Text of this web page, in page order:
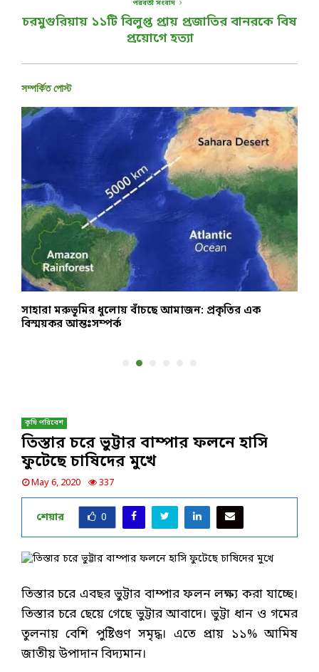
পরবর্তী সংবাদ
চরমুগুরিয়ায় ১১টি বিলুপ্ত প্রায় প্রজাতির বানরকে বিষ
প্রয়োগে হত্যা
সম্পর্কিত পোস্ট
সাহারা মরুভূমির ধুলোয় বাঁচছে আমাজন: প্রকৃতির এক
বিস্ময়কর আন্তঃসম্পর্ক
কৃষি পরিবেশ
তিস্তার চরে ভুট্টার বাম্পার ফলনে হাসি
ফুটেছে চাষিদের মুখে
May 6, 2020 337
শেয়ার 0
তিস্তার চরে এবছর ভুট্টার বাম্পার ফলন লক্ষ্য করা যাচ্ছে।
তিস্তার চরে ছেয়ে গেছে ভুট্টার আবাদে। ভুট্টা ধান ও গমের
তুলনায় বেশি পুষ্টিগুণ সমৃদ্ধ। এতে প্রায় ১১% আমিষ
জাতীয় উপাদান বিদ্যমান।